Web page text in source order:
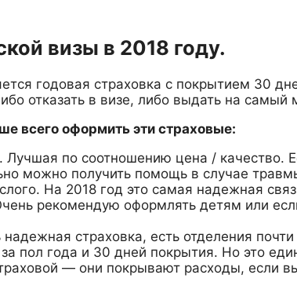
визы в 2018 году.
годовая страховка с покрытием 30
отказать в визе, либо выдать на самый
всего оформить эти страховые:
Лучшая по соотношению цена /
можно получить помощь в случае
На 2018 год это самая надежная
рекомендую оформлять детям или
страховка, есть отделения
пол года и 30 дней покрытия. Но это
— они покрывают расходы, если